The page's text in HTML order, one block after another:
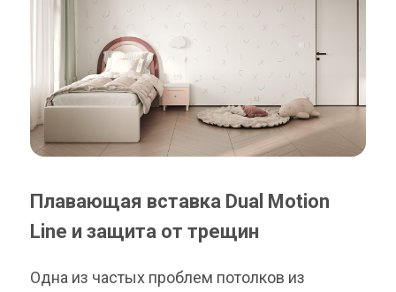
Плавающая вставка Dual Motion
Line и защита от трещин
Одна из частых проблем потолков из